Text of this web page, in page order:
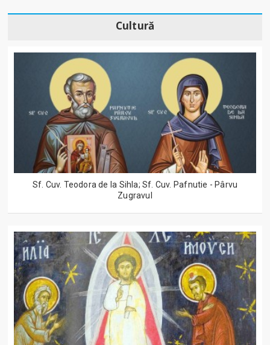
Cultură
Sf. Cuv. Teodora de la Sihla; Sf. Cuv. Pafnutie - Pârvu
Zugravul